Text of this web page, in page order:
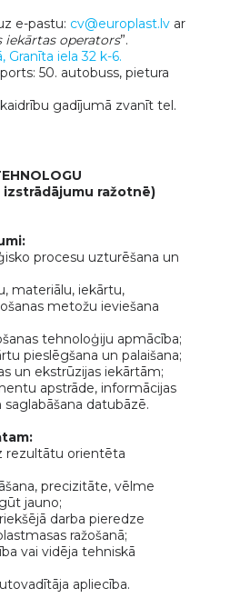
e-pastu: cv@europlast.lvar
iekārtas operators”.
Granīta iela 32 k-6.
50. autobuss, pietura
gadījumā zvanīt tel.
izstrādājumu ražotnē)
procesu uzturēšana un
materiālu, iekārtu,
metožu ieviešana
tehnoloģiju apmācība;
pieslēgšana un palaišana;
un ekstrūzijas iekārtām;
apstrāde, informācijas
saglabāšana datubāzē.
rezultātu orientēta
precizitāte, vēlme
jauno;
darba pieredze
ražošanā;
vai vidēja tehniskā
apliecība.